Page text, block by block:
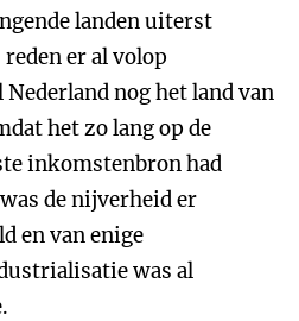
landen uiterst
er al volop
nog het land van
het zo lang op de
inkomstenbron had
de nijverheid er
en van enige
was al